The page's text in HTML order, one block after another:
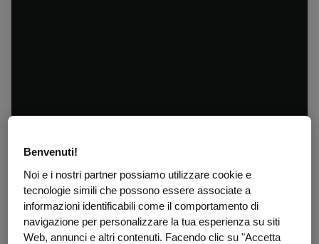
Benvenuti!
Noi e i nostri partner possiamo utilizzare cookie e
tecnologie simili che possono essere associate a
informazioni identificabili come il comportamento di
navigazione per personalizzare la tua esperienza su siti
Web, annunci e altri contenuti. Facendo clic su "Accetta